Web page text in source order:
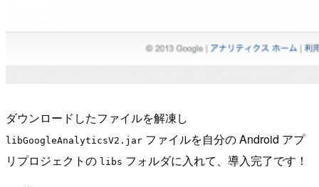
ダウンロードしたファイルを解凍し
libGoogleAnalyticsV2.jar ファイルを自分の Android アプ
リプロジェクトの libs フォルダに入れて、導入完了です！